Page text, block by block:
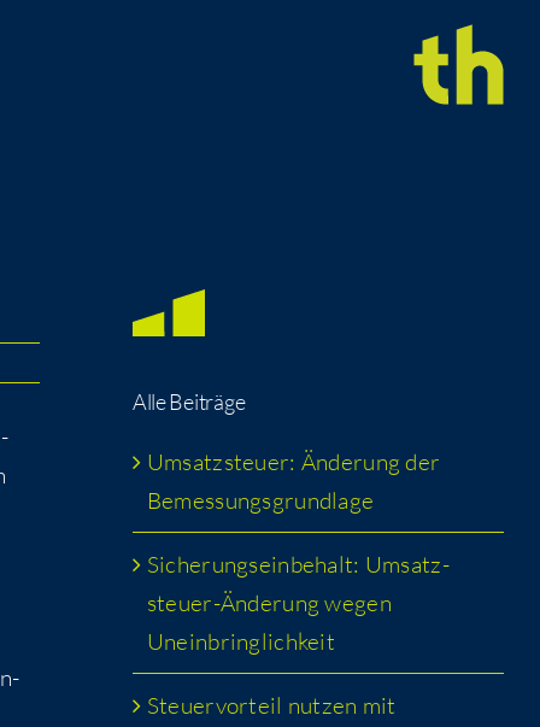
Alle Bei­trä­ge
Umsatz­steu­er: Ände­rung der
Bemessungsgrundlage
Siche­rungs­ein­be­halt: Umsatz­
steu­er-Ände­rung wegen
Uneinbringlichkeit
Steu­er­vor­teil nut­zen mit